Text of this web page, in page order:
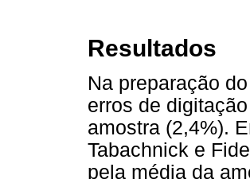
Resultados
Na preparação
erros de
amostra (2,4%).
Tabachnick e
pela média da